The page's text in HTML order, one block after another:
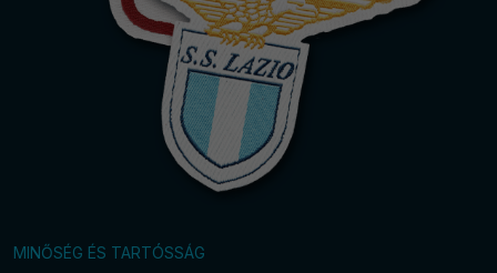
MINŐSÉG ÉS TARTÓSSÁG